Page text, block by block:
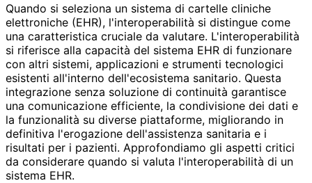
Quando si seleziona un sistema di cartelle cliniche
elettroniche (EHR), l'interoperabilità si distingue come
una caratteristica cruciale da valutare. L'interoperabilità
si riferisce alla capacità del sistema EHR di funzionare
con altri sistemi, applicazioni e strumenti tecnologici
esistenti all'interno dell'ecosistema sanitario. Questa
integrazione senza soluzione di continuità garantisce
una comunicazione efficiente, la condivisione dei dati e
la funzionalità su diverse piattaforme, migliorando in
definitiva l'erogazione dell'assistenza sanitaria e i
risultati per i pazienti. Approfondiamo gli aspetti critici
da considerare quando si valuta l'interoperabilità di un
sistema EHR.